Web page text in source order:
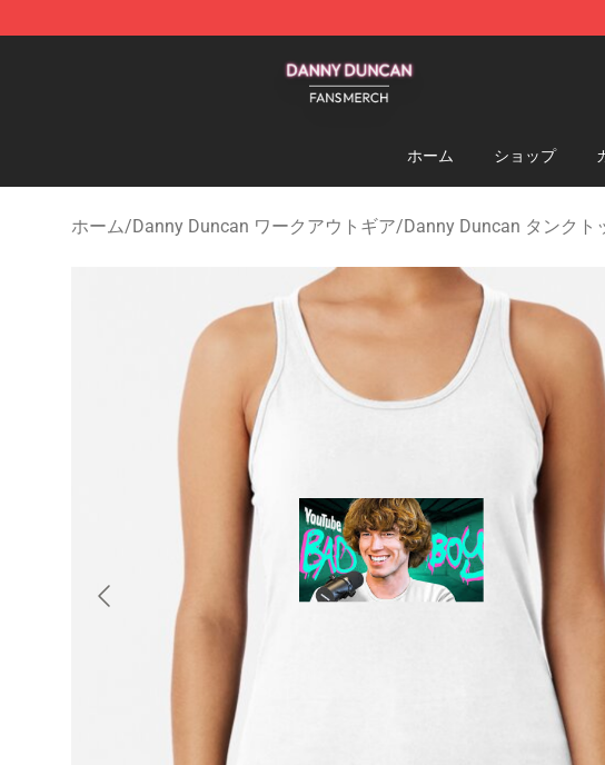
ホーム ショップ
ホーム/Danny Duncan ワークアウトギア/Danny Duncan タンクト